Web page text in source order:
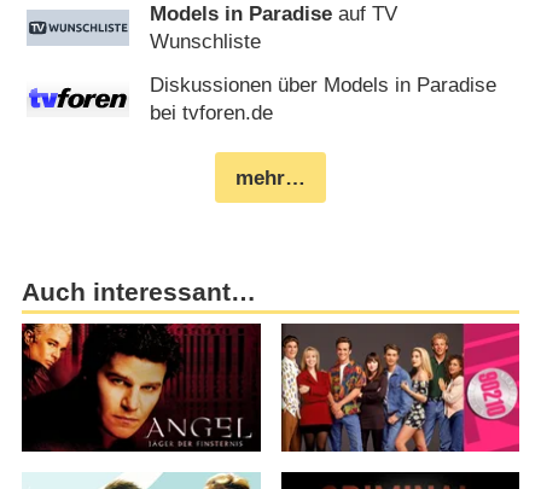
Models in Paradise auf TV
Wunschliste
Diskussionen über Models in Paradise
bei tvforen.de
mehr…
Auch interessant…